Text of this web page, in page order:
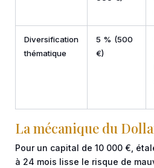
Diversification
thématique
5 % (500
€)
La mécanique du
Pour un capital de 10 000 €,
à 24 mois lisse le risque de